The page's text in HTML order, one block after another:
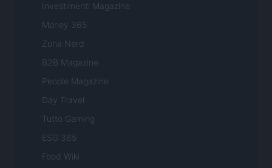
Investimenti Magazine
Money 365
Zona Nerd
B2B Magazine
People Magazine
Day Travel
Tutto Gaming
ESG 365
Food Wiki